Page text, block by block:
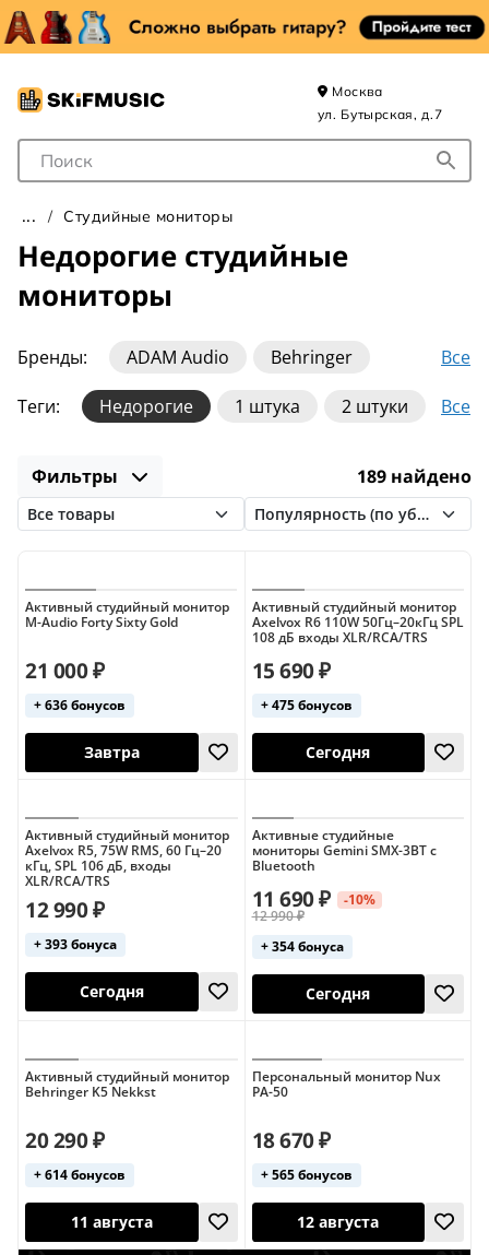
Поле для Поиска
Москва
ул. Бутырская, д.7
Студийные мониторы
Недорогие студийные
мониторы
Бренды: Все
ADAM Audio
Behringer
EVE Audio
Fluid Audio
GENELEC
Kali Audio
Monkey Banana
Neumann
Pioneer
Yamaha
Теги: Все
Недорогие 1 штука
2 штуки
Фильтры
189 найдено
Активный студийный монитор
M-Audio Forty Sixty Gold
21 000 ₽
+ 636 бонусов
Завтра
Активный студийный монитор
Axelvox R6 110W 50Гц–20кГц SPL
108 дБ входы XLR/RCA/TRS
15 690 ₽
+ 475 бонусов
Сегодня
Активный студийный монитор
Axelvox R5, 75W RMS, 60 Гц–20
кГц, SPL 106 дБ, входы
XLR/RCA/TRS
12 990 ₽
+ 393 бонуса
Сегодня
Активные студийные
мониторы Gemini SMX-3BT с
Bluetooth
11 690 ₽
-10%
12 990 ₽
+ 354 бонуса
Активный студийный монитор
Behringer K5 Nekkst
20 290 ₽
+ 614 бонусов
Персональный монитор Nux
PA-50
18 670 ₽
+ 565 бонусов